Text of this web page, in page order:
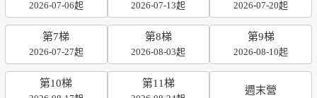
2026-07-06起 2026-07-13起 2026-07-20起
第7梯
2026-07-27起
第8梯
2026-08-03起
第9梯
2026-08-10起
第10梯 第11梯
週末營